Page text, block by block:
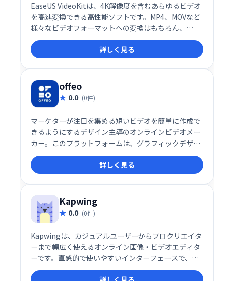
EaseUS VideoKitは、4K解像度を含むあらゆるビデオ
を高速変換できる高性能ソフトです。MP4、MOVなど
様々なビデオフォーマットへの変換はもちろん、
MP3、AACなど100種類以上のオーディオフォーマッ
トへの変換や、動画からの音声抽出も可能です。出力
オプションも豊富で、デバイスとの互換性も考慮した
高品質なファイルを作成できます。動画編集や変換の
効率化に最適です。
詳しく見る
offeo
0.0 (0件)
マーケターが注目を集める短いビデオを簡単に作成で
きるようにするデザイン主導のオンラインビデオメー
カー。このプラットフォームは、グラフィックデザイ
ンツールとビデオ作成プラットフォームのハイブリッ
ドであり、マーケティングキャンペーンに合わせてア
ニメーションビデオをカスタマイズするための完全な
クリエイティブコントロールを備えた数千のテンプレ
ートが付属しています。
詳しく見る
Kapwing
0.0 (0件)
Kapwingは、カジュアルユーザーからプロクリエイタ
ーまで幅広く使えるオンライン画像・ビデオエディタ
ーです。直感的で使いやすいインターフェースで、字
幕作成、コラージュ制作、スクリーンキャスト編集な